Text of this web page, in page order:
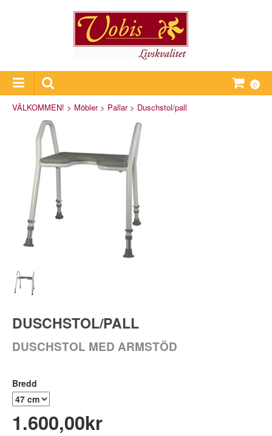
0
VÄLKOMMEN! > Möbler> Pallar> Duschstol/pall
DUSCHSTOL/PALL
DUSCHSTOL MED ARMSTÖD
Bredd
1.600,00kr